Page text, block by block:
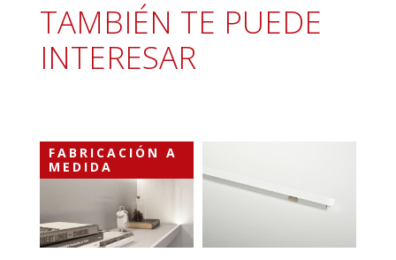
TAMBIÉN TE PUEDE
INTERESAR
FABRICACIÓN A
MEDIDA